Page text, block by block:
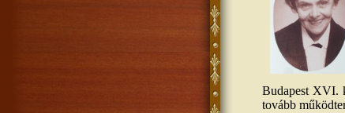
Budapest XVI.
tovább